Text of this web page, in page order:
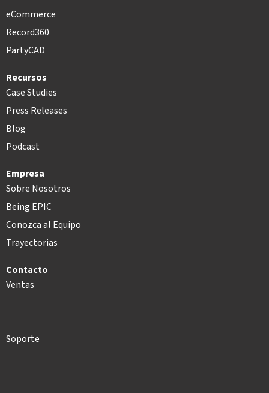
eCommerce
Record360
PartyCAD
Recursos
Case Studies
Press Releases
Blog
Podcast
Empresa
Sobre Nosotros
Being EPIC
Conozca al Equipo
Trayectorias
Contacto
Ventas
Soporte